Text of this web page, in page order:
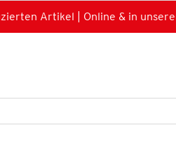
Artikel | Online & in